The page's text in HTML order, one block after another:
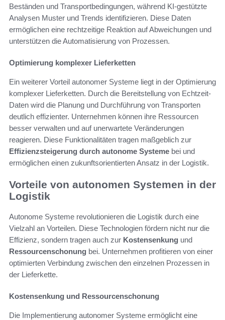
Beständen und Transportbedingungen, während KI-gestützte
Analysen Muster und Trends identifizieren. Diese Daten
ermöglichen eine rechtzeitige Reaktion auf Abweichungen und
unterstützen die Automatisierung von Prozessen.
Optimierung komplexer Lieferketten
Ein weiterer Vorteil autonomer Systeme liegt in der Optimierung
komplexer Lieferketten. Durch die Bereitstellung von Echtzeit-
Daten wird die Planung und Durchführung von Transporten
deutlich effizienter. Unternehmen können ihre Ressourcen
besser verwalten und auf unerwartete Veränderungen
reagieren. Diese Funktionalitäten tragen maßgeblich zur
Effizienzsteigerung durch autonome Systeme bei und
ermöglichen einen zukunftsorientierten Ansatz in der Logistik.
Vorteile von autonomen Systemen in der
Logistik
Autonome Systeme revolutionieren die Logistik durch eine
Vielzahl an Vorteilen. Diese Technologien fördern nicht nur die
Effizienz, sondern tragen auch zur Kostensenkung und
Ressourcenschonung bei. Unternehmen profitieren von einer
optimierten Verbindung zwischen den einzelnen Prozessen in
der Lieferkette.
Kostensenkung und Ressourcenschonung
Die Implementierung autonomer Systeme ermöglicht eine